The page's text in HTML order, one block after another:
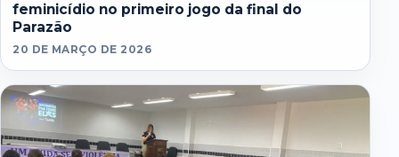
feminicídio no primeiro jogo da final do
Parazão
20 DE MARÇO DE 2026